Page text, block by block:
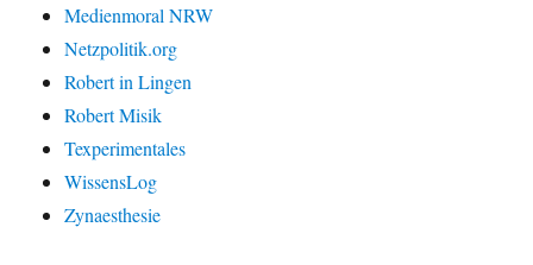
Medienmoral NRW
Netzpolitik.org
Robert in Lingen
Robert Misik
Texperimentales
WissensLog
Zynaesthesie